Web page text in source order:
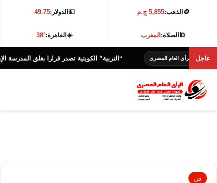
🪙 الذهب:5,855 ج.م 💵الدولار:49.75
🕌الصلاة:المغرب ☀️القاهرة:38°
عاجل
الرأى العام المصرى “التربية” الكويتية تصدر قرارا بغلق المدرسة الإيرانية
فن